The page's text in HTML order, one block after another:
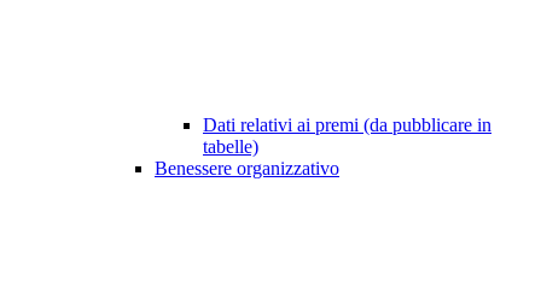
Dati relativi ai premi (da pubblicare in
tabelle)
Benessere organizzativo